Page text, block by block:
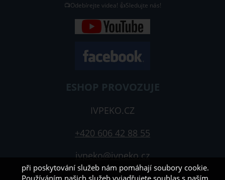
📺Odebírejte videa! 👍Sledujte nás!
ESHOP PROVOZUJE
IVPEKO.CZ
+420 606 42 88 55
ivpeko@ivpeko.cz
při poskytování služeb nám pomáhají soubory cookie.